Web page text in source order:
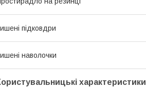
підковдри
наволочки
характеристики